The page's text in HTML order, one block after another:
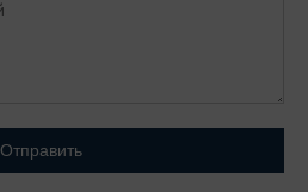
Отправить